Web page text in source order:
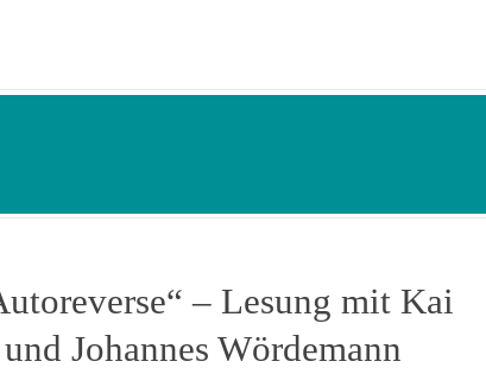
– Lesung mit Kai
Johannes Wördemann